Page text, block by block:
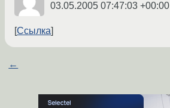
03.05.2005 07:47:03 +00:00
Ссылка
←